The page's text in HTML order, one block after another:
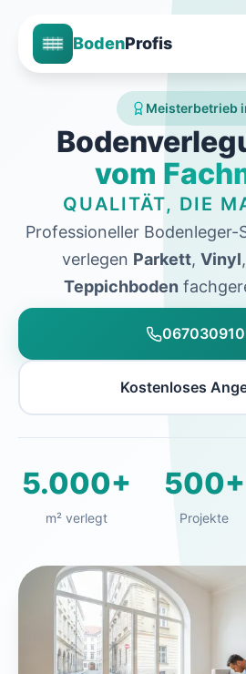
BodenProfis
Meisterbetrieb
vom
QUALITÄT, DIE
Professioneller Bodenleger-
verlegen Parkett, Vinyl,
Teppichboden
Kostenloses
5.000+
m² verlegt
500+
Projekte